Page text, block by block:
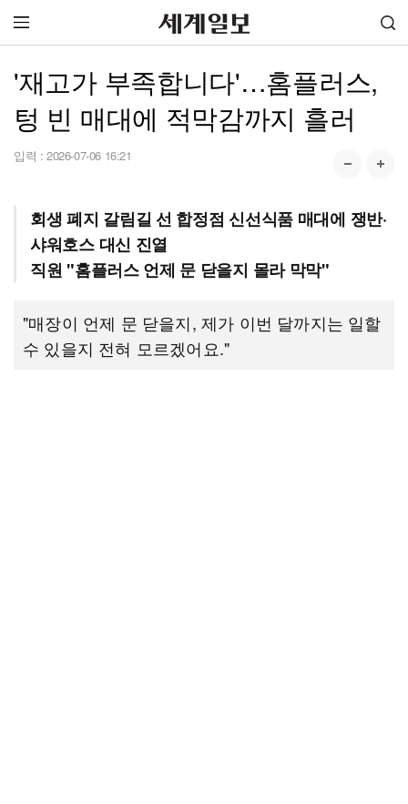
'재고가 부족합니다'…홈플러스,
텅 빈 매대에 적막감까지 흘러
입력 : 2026-07-06 16:21
회생 폐지 갈림길 선 합정점 신선식품 매대에 쟁반·
샤워호스 대신 진열
직원 "홈플러스 언제 문 닫을지 몰라 막막"
"매장이 언제 문 닫을지, 제가 이번 달까지는 일할
수 있을지 전혀 모르겠어요."